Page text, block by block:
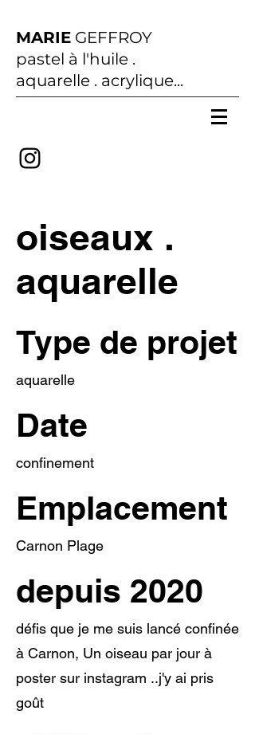
MARIE GEFFROY
pastel à l'huile .
aquarelle . acrylique...
oiseaux .
aquarelle
Type de projet
aquarelle
Date
confinement
Emplacement
Carnon Plage
depuis 2020
défis que je me suis lancé confinée
à Carnon, Un oiseau par jour à
poster sur instagram ..j'y ai pris
goût